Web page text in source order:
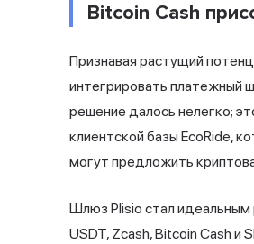
Bitcoin Cash
Признавая растущий
интегрировать платежный
решение далось нелегко;
клиентской базы EcoRide,
могут предложить
Шлюз Plisio стал идеальным
USDT, Zcash, Bitcoin Cash и